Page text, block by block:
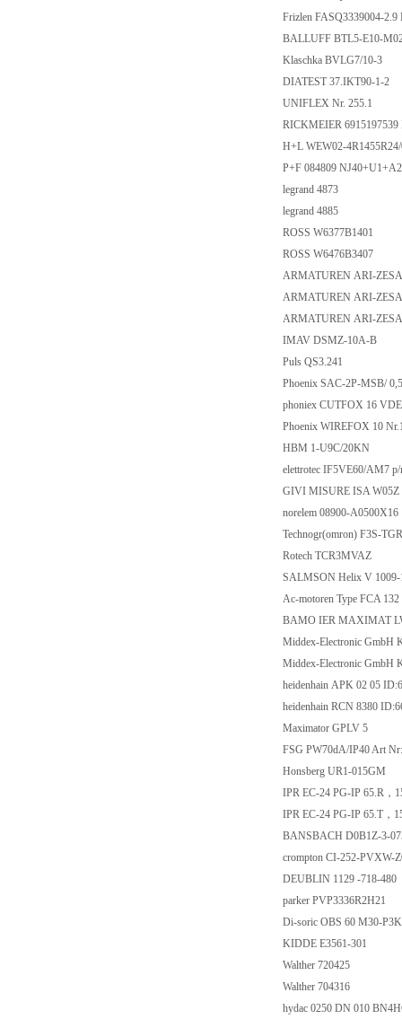
Frizlen FASQ3339004-2.9
BALLUFF BTL5-E10-
Klaschka BVLG7/10-3
DIATEST 37.IKT90-1-2
UNIFLEX Nr. 255.1
RICKMEIER
H+L WEW02-
P+F 084809
legrand 4873
legrand 4885
ROSS W6377B1401
ROSS W6476B3407
ARMATUREN ARI-
ARMATUREN ARI-
ARMATUREN ARI-
IMAV DSMZ-10A-B
Puls QS3.241
Phoenix SAC-2P-MSB/
phoniex CUTFOX 16
Phoenix WIREFOX 10
HBM 1-U9C/20KN
elettrotec IF5VE60/AM7
GIVI MISURE ISA W05Z
norelem 08900-A0500X16
Technogr(omron) F3S-
Rotech TCR3MVAZ
SALMSON Helix V 1009-
Ac-motoren Type FCA
BAMO IER MAXIMAT
Middex-Electronic GmbH
Middex-Electronic GmbH
heidenhain APK 02 05
heidenhain RCN 8380
Maximator GPLV 5
FSG PW70dA/IP40 Art
Honsberg UR1-015GM
IPR EC-24 PG-IP 65.R，
IPR EC-24 PG-IP 65.T，
BANSBACH D0B1Z-3-
crompton CI-252-PVXW-
DEUBLIN 1129 -718-480
parker PVP3336R2H21
Di-soric OBS 60 M30-
KIDDE E3561-301
Walther 720425
Walther 704316
hydac 0250 DN 010